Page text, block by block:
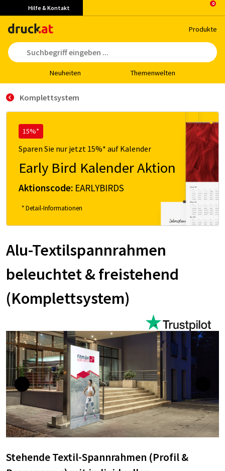
Hilfe & Kontakt
Pro­duk­te
Neu­hei­ten The­men­wel­ten
Komplettsystem
15%*
Sparen Sie nur jetzt 15%* auf Kalender
Early Bird Kalender Aktion
Aktionscode: EARLYBIRDS
* Detail-Informationen
Alu-Textilspannrahmen
beleuchtet & freistehend
(Komplettsystem)
Stehende Textil-Spannrahmen (Profil &